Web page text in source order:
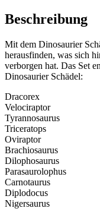
Beschreibung
Mit dem Dinosaurier
herausfinden, was sich
verborgen hat. Das Set
Dinosaurier Schädel:
Dracorex
Velociraptor
Tyrannosaurus
Triceratops
Oviraptor
Brachiosaurus
Dilophosaurus
Parasaurolophus
Carnotaurus
Diplodocus
Nigersaurus